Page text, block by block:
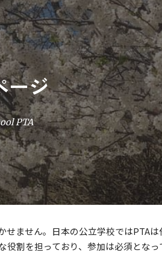
ージ
PTA
ません。日本の公立学校ではPTAは
割を担っており、参加は必須となっ